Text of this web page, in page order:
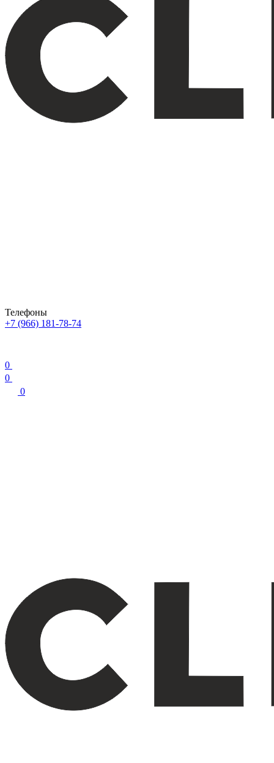
Телефоны
+7 (966) 181-78-74
0
0
0